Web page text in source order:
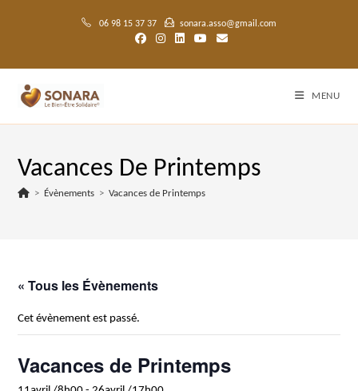
06 98 15 37 37 sonara.asso@gmail.com
MENU
Vacances De Printemps
> Évènements > Vacances de Printemps
« Tous les Évènements
Cet évènement est passé.
Vacances de Printemps